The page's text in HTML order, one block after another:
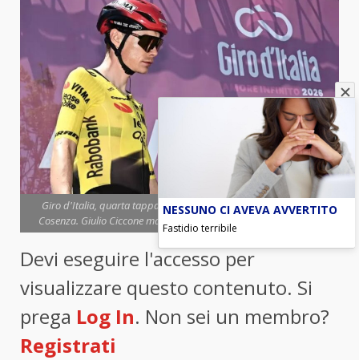
Giro d'Italia, quarta tappa all’ecuadoriano Narvaez in volata a
Cosenza. Giulio Ciccone maglia rosa (foto Ansa-Blitzquotidiano)
Devi eseguire l'accesso per
visualizzare questo contenuto. Si
prega Log In. Non sei un membro?
Registrati
NESSUNO CI AVEVA AVVERTITO
Fastidio terribile